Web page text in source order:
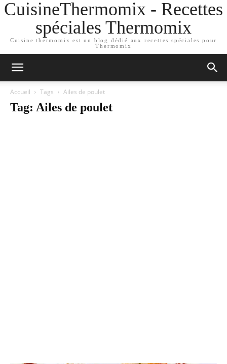
CuisineThermomix - Recettes
spéciales Thermomix
Cuisine thermomix est un blog dédié aux recettes spéciales pour
Thermomix
Accueil Tags Ailes de poulet
Tag: Ailes de poulet